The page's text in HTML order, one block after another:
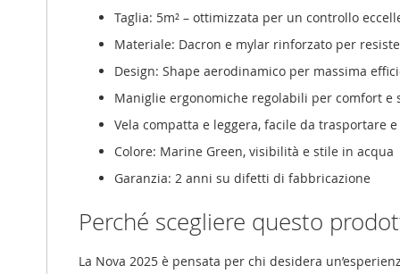
Taglia: 5m² – ottimizzata per un controllo
Materiale: Dacron e mylar rinforzato per
Design: Shape aerodinamico per massima
Maniglie ergonomiche regolabili per comfort e
Vela compatta e leggera, facile da trasportare
Colore: Marine Green, visibilità e stile in acqua
Garanzia: 2 anni su difetti di fabbricazione
Perché scegliere questo
La Nova 2025 è pensata per chi desidera